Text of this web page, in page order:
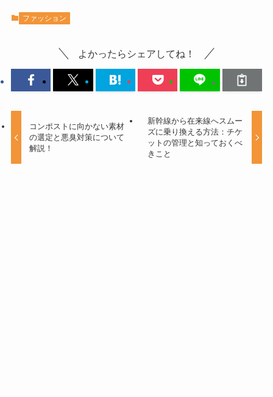
ファッション
よかったらシェアしてね！
コンポストに向かない素材
の選定と悪臭対策について
解説！
新幹線から在来線へスムー
ズに乗り換える方法：チケ
ットの管理と知っておくべ
きこと